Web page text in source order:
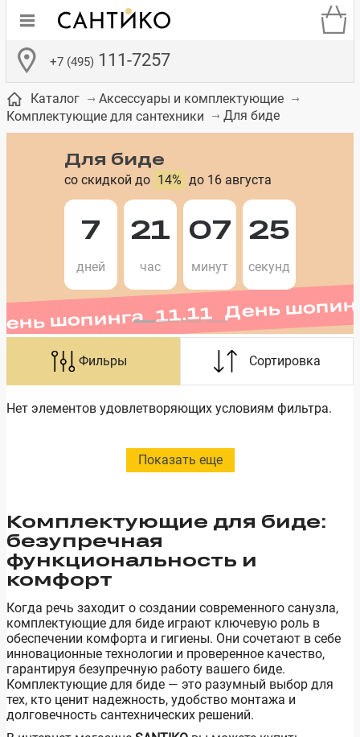
+7 (495) 111-7257
Бачки для
унитазов
Сиденья для
унитазов
Смесители для
встраиваемых
Зеркало-шкаф
Полки в ванную
комнату
Комоды в
ванную комнату
Каталог
Аксессуары и комплектующие
Комплектующие для сантехники
Для биде
шопинга 11.11 День
Для биде
со скидкой до 14% до 16 августа
7
дней
21
час
07
минут
25
секунд
Нет элементов удовлетворяющих условиям фильтра.
Показать еще
Комплектующие для биде:
безупречная
функциональность и
комфорт
Когда речь заходит о создании современного санузла,
комплектующие для биде играют ключевую роль в
обеспечении комфорта и гигиены. Они сочетают в себе
инновационные технологии и проверенное качество,
гарантируя безупречную работу вашего биде.
Комплектующие для биде — это разумный выбор для
тех, кто ценит надежность, удобство монтажа и
долговечность сантехнических решений.